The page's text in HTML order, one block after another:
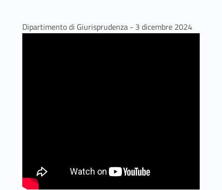
Dipartimento di Giurisprudenza - 3 dicembre 2024